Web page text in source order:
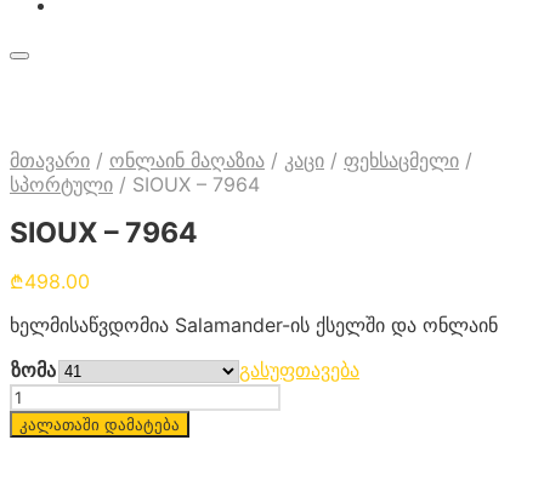
მთავარი / ონლაინ მაღაზია / კაცი / ფეხსაცმელი /
სპორტული / SIOUX – 7964
SIOUX – 7964
₾498.00
ხელმისაწვდომია Salamander-ის ქსელში და ონლაინ
ზომა
გასუფთავება
რაოდენობა
კალათაში დამატება